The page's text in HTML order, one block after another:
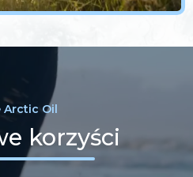
Arctic Oil
korzyści